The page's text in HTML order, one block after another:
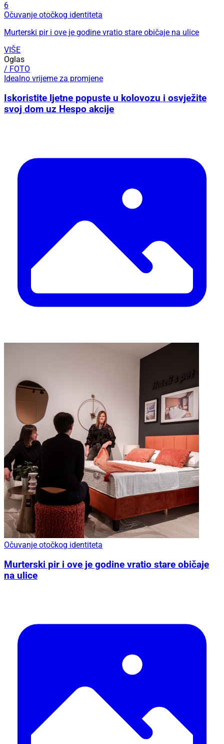
6
Očuvanje otočkog identiteta
Murterski pir i ove je godine vratio stare običaje na ulice
VIŠE
Oglas
/ FOTO
Idealno vrijeme za promjene
Iskoristite ljetne popuste u kolovozu i osvježite
svoj dom uz Hespo akcije
Očuvanje otočkog identiteta
Murterski pir i ove je godine vratio stare običaje
na ulice